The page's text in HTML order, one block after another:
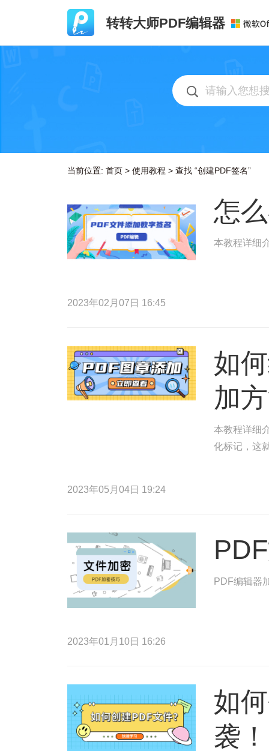
转转大师PDF编辑器
当前位置: 首页 > 使用教程 > 查找 “创建PDF签名”
怎
本教程详细
2023年02月07日 16:45
如
加
本教程详细
化标记，这
2023年05月04日 19:24
PDF编辑器
2023年01月10日 16:26
如
袭！